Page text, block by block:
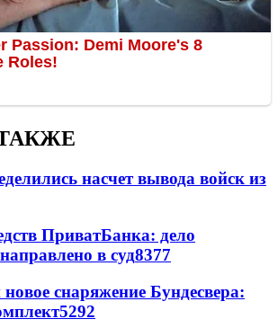
насчет вывода войск из
ПриватБанка: дело
в суд8377
снаряжение Бундесвера:
5292